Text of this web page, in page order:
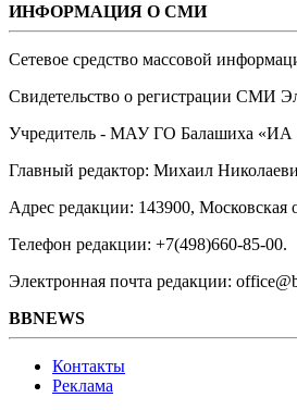
ИНФОРМАЦИЯ О СМИ
Сетевое средство массовой
Свидетельство о регистрации СМИ
Учредитель - МАУ ГО Балашиха «ИА
Главный редактор: Михаил
Адрес редакции: 143900, Московская
Телефон редакции: +7(498)660-85-00.
Электронная почта редакции:
BBNEWS
Контакты
Реклама